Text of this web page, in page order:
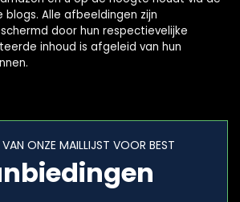
Alle afbeeldingen zijn
door hun respectievelijke
inhoud is afgeleid van hun
ONZE MAILLIJST VOOR BEST